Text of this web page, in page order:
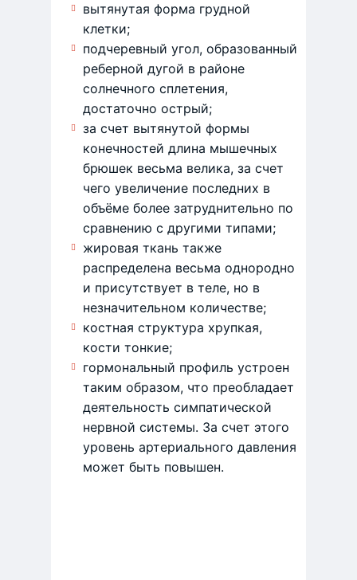
вытянутая форма грудной
клетки;
подчеревный угол, образованный
реберной дугой в районе
солнечного сплетения,
достаточно острый;
за счет вытянутой формы
конечностей длина мышечных
брюшек весьма велика, за счет
чего увеличение последних в
объёме более затруднительно по
сравнению с другими типами;
жировая ткань также
распределена весьма однородно
и присутствует в теле, но в
незначительном количестве;
костная структура хрупкая,
кости тонкие;
гормональный профиль устроен
таким образом, что преобладает
деятельность симпатической
нервной системы. За счет этого
уровень артериального давления
может быть повышен.